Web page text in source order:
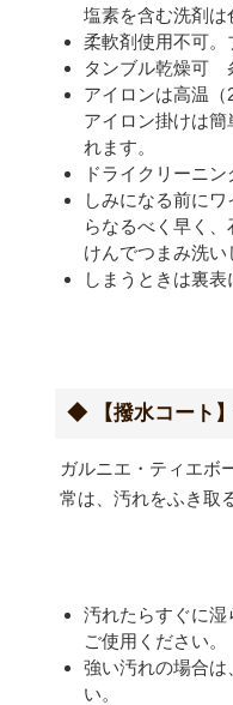
塩素を含む洗剤は
柔軟剤使用不可
タンブル乾燥可
アイロンは高温（
アイロン掛けは
れます。
ドライクリーニ
しみになる前に
らなるべく早く
けんでつまみ洗い
しまうときは裏
◆ 【撥水コート
ガルニエ・ティエボ
常は、汚れをふき取
汚れたらすぐに
ご使用ください。
強い汚れの場合
い。